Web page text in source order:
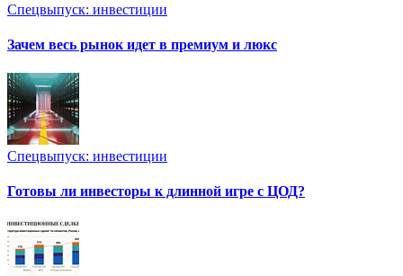
Спецвыпуск: инвестиции
Зачем весь рынок идет в премиум и люкс
Спецвыпуск: инвестиции
Готовы ли инвесторы к длинной игре с ЦОД?